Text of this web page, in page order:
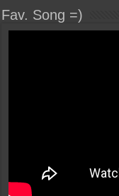
Fav. Song =)